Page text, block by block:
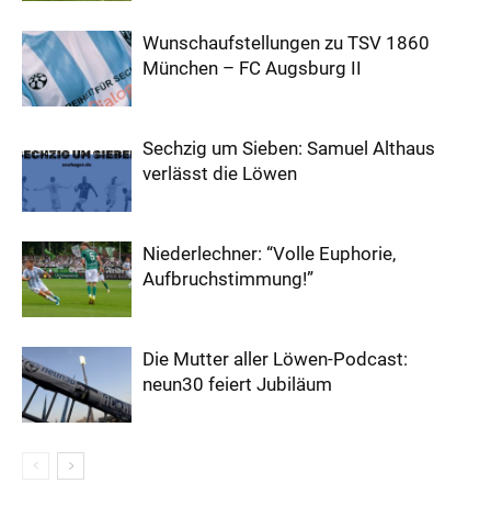
Wunschaufstellungen zu TSV 1860
München – FC Augsburg II
Sechzig um Sieben: Samuel Althaus
verlässt die Löwen
Niederlechner: “Volle Euphorie,
Aufbruchstimmung!”
Die Mutter aller Löwen-Podcast:
neun30 feiert Jubiläum